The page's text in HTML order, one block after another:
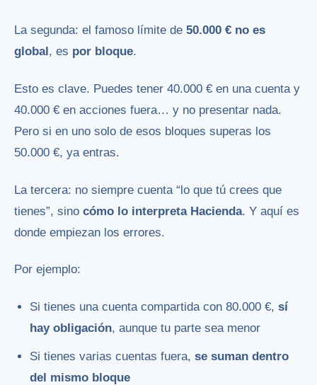
La segunda: el famoso límite de 50.000 € no es
global, es por bloque.
Esto es clave. Puedes tener 40.000 € en una cuenta y
40.000 € en acciones fuera… y no presentar nada.
Pero si en uno solo de esos bloques superas los
50.000 €, ya entras.
La tercera: no siempre cuenta “lo que tú crees que
tienes”, sino cómo lo interpreta Hacienda. Y aquí es
donde empiezan los errores.
Por ejemplo:
Si tienes una cuenta compartida con 80.000 €,sí
hay obligación, aunque tu parte sea menor
Si tienes varias cuentas fuera,se suman dentro
del mismo bloque